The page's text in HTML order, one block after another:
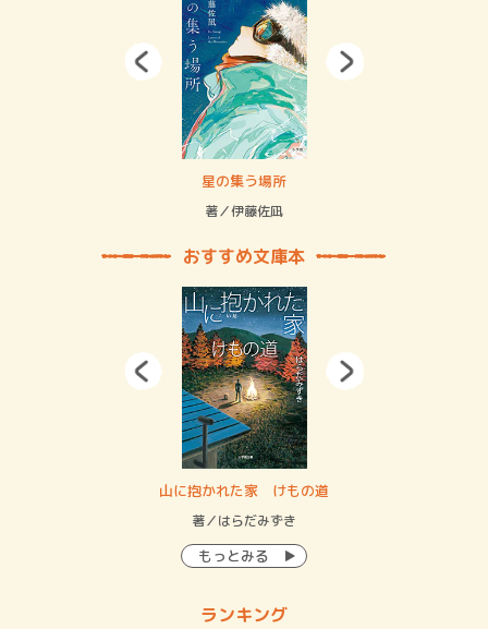
星の集う場所
著／伊藤佐凪
おすすめ文庫本
山に抱かれた家 けもの道
著／はらだみずき
もっとみる
ランキング